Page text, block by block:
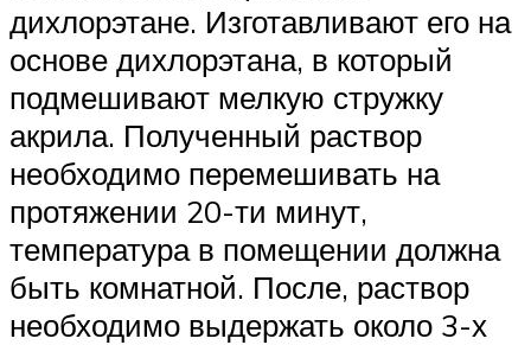
дихлорэтане. Изготавливают его на
основе дихлорэтана, в который
подмешивают мелкую стружку
акрила. Полученный раствор
необходимо перемешивать на
протяжении 20-ти минут,
температура в помещении должна
быть комнатной. После, раствор
необходимо выдержать около 3-х